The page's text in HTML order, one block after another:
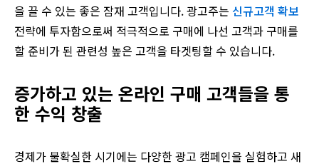
을 끌 수 있는 좋은 잠재 고객입니다. 광고주는 신규고객 확보
전략에 투자함으로써 적극적으로 구매에 나선 고객과 구매를
할 준비가 된 관련성 높은 고객을 타겟팅할 수 있습니다.
증가하고 있는 온라인 구매 고객들을 통
한 수익 창출
경제가 불확실한 시기에는 다양한 광고 캠페인을 실험하고 새